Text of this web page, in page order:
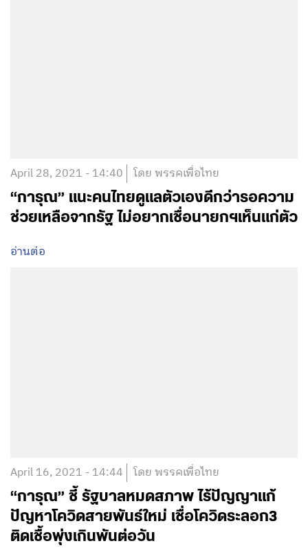
April 28, 2021 - 14:40 โดย พรรคเพื่อไทย
“การุณ” แนะคนไทยดูแลตัวเองดีกว่ารอความ
ช่วยเหลือจากรัฐ ไม่อยากเชื่อนายกฯเห็นแก่ตัว
อ่านต่อ
April 16, 2021 - 14:44 โดย พรรคเพื่อไทย
“การุณ” ชี้ รัฐบาลหมดสภาพ ไร้ปัญญาแก้
ปัญหาโควิดสายพันธ์ใหม่ เชื่อโควิดระลอก3
ติดเชื้อพุ่งเกินพันต่อวัน